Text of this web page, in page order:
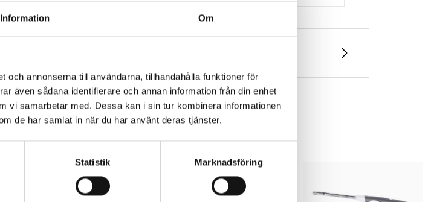
Information Om
och annonserna till användarna, tillhandahålla funktioner för
även sådana identifierare och annan information från din enhet
vi samarbetar med. Dessa kan i sin tur kombinera informationen
de har samlat in när du har använt deras tjänster.
Statistik Marknadsföring
köpte också